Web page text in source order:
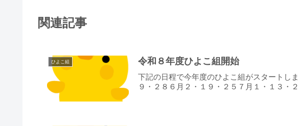
関連記事
ひよこ組 令和８年度ひよこ組開始
下記の日程で今年度のひよこ組がスタートし
９・２８６月２・１９・２５７月１・１３・